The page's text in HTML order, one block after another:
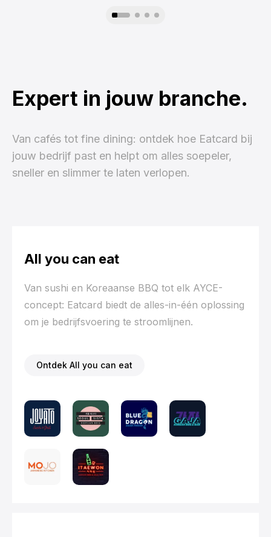
Expert in jouw branche.
Van cafés tot fine dining: ontdek hoe Eatcard bij
jouw bedrijf past en helpt om alles soepeler,
sneller en slimmer te laten verlopen.
All you can eat
Van sushi en Koreaanse BBQ tot elk AYCE-
concept: Eatcard biedt de alles-in-één oplossing
om je bedrijfsvoering te stroomlijnen.
Ontdek All you can eat